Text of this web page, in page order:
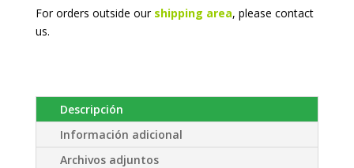
For orders outside our shipping area, please contact
us.
Descripción
Información adicional
Archivos adjuntos